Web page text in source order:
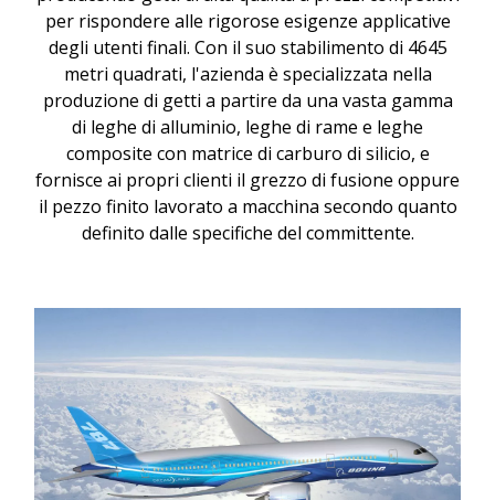
per rispondere alle rigorose esigenze applicative
degli utenti finali. Con il suo stabilimento di 4645
metri quadrati, l'azienda è specializzata nella
produzione di getti a partire da una vasta gamma
di leghe di alluminio, leghe di rame e leghe
composite con matrice di carburo di silicio, e
fornisce ai propri clienti il grezzo di fusione oppure
il pezzo finito lavorato a macchina secondo quanto
definito dalle specifiche del committente.